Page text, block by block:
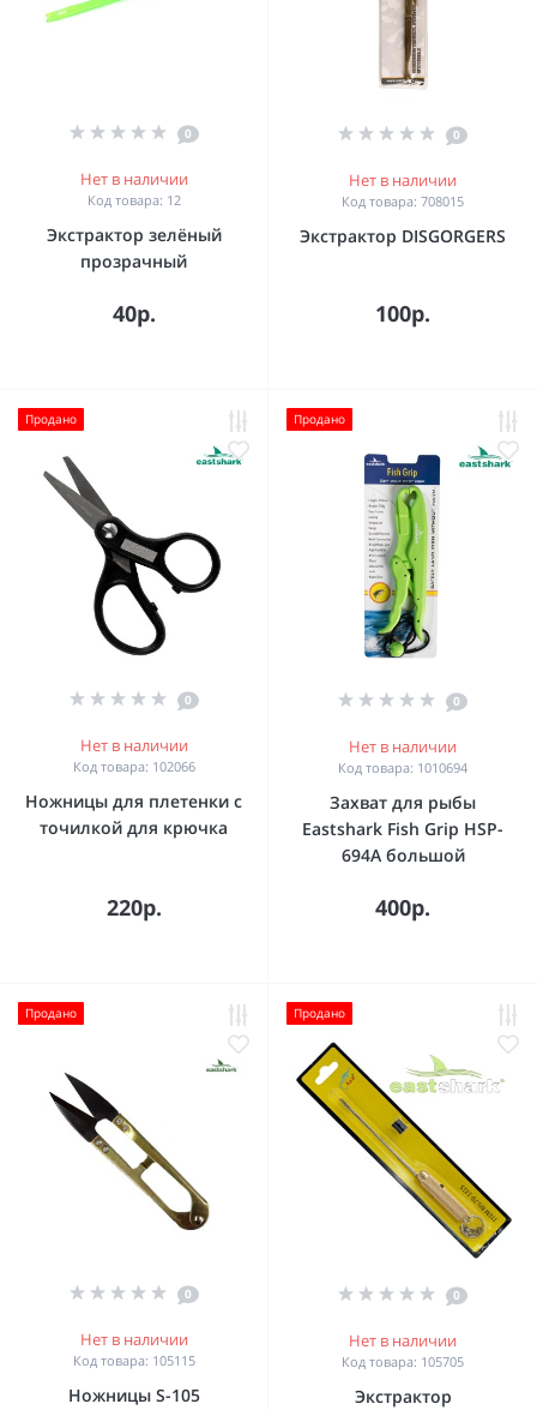
0
Нет в наличии
Код товара: 12
Экстрактор зелёный
прозрачный
40р.
0
Нет в наличии
Код товара: 708015
Экстрактор DISGORGERS
100р.
Продано
0
Нет в наличии
Код товара: 102066
Ножницы для плетенки с
точилкой для крючка
220р.
Продано
0
Нет в наличии
Код товара: 1010694
Захват для рыбы
Eastshark Fish Grip HSP-
694A большой
400р.
Продано
0
Нет в наличии
Код товара: 105115
Ножницы S-105
Продано
0
Нет в наличии
Код товара: 105705
Экстрактор